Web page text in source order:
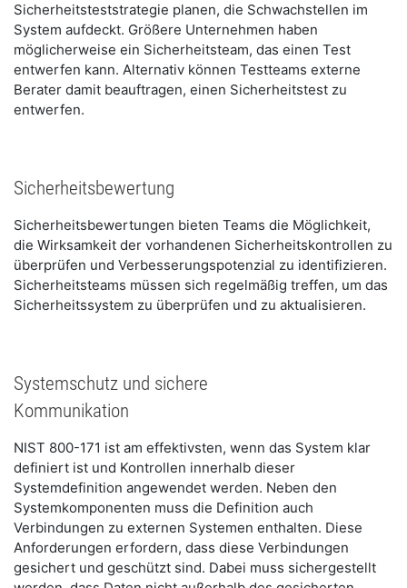
Sicherheitsteststrategie planen, die Schwachstellen im
System aufdeckt. Größere Unternehmen haben
möglicherweise ein Sicherheitsteam, das einen Test
entwerfen kann. Alternativ können Testteams externe
Berater damit beauftragen, einen Sicherheitstest zu
entwerfen.
Sicherheitsbewertung
Sicherheitsbewertungen bieten Teams die Möglichkeit,
die Wirksamkeit der vorhandenen Sicherheitskontrollen zu
überprüfen und Verbesserungspotenzial zu identifizieren.
Sicherheitsteams müssen sich regelmäßig treffen, um das
Sicherheitssystem zu überprüfen und zu aktualisieren.
Systemschutz und sichere
Kommunikation
NIST 800-171 ist am effektivsten, wenn das System klar
definiert ist und Kontrollen innerhalb dieser
Systemdefinition angewendet werden. Neben den
Systemkomponenten muss die Definition auch
Verbindungen zu externen Systemen enthalten. Diese
Anforderungen erfordern, dass diese Verbindungen
gesichert und geschützt sind. Dabei muss sichergestellt